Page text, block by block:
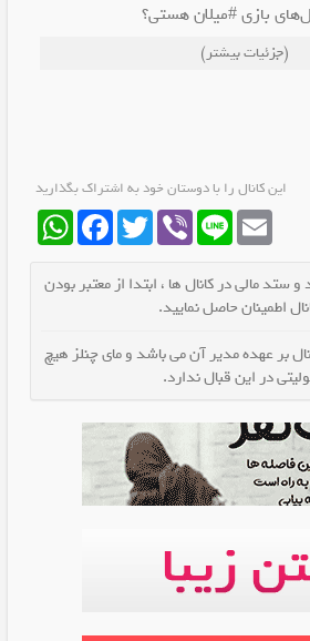
بازی #میلان هستی؟
#میلان هستی؟
از #میلان هستی؟
بازیهای #میلان هستی؟
(جزئیات بیشتر)
این کانال را با دوستان خود به اشتراک بگذارید
WhatsAppFacebookTwitter Viber Line Email
ستد مالی در کانال ها ، ابتدا از معتبر بودن
اطمینان حاصل نمایید.
بر عهده مدیر آن می باشد و مای چنلز هیچ
در این قبال ندارد.